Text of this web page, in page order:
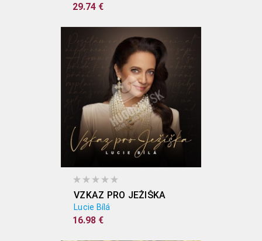
29.74 €
VZKAZ PRO JEŽIŠKA
Lucie Bílá
16.98 €